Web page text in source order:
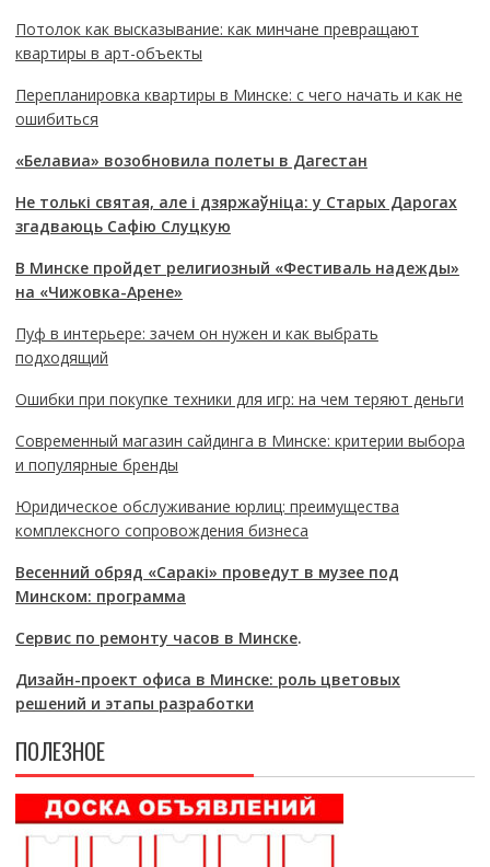
Потолок как высказывание: как минчане превращают
квартиры в арт-объекты
Перепланировка квартиры в Минске: с чего начать и как не
ошибиться
«Белавиа» возобновила полеты в Дагестан
Не толькі святая, але і дзяржаўніца: у Старых Дарогах
згадваюць Сафію Слуцкую
В Минске пройдет религиозный «Фестиваль надежды»
на «Чижовка-Арене»
Пуф в интерьере: зачем он нужен и как выбрать
подходящий
Ошибки при покупке техники для игр: на чем теряют деньги
Современный магазин сайдинга в Минске: критерии выбора
и популярные бренды
Юридическое обслуживание юрлиц: преимущества
комплексного сопровождения бизнеса
Весенний обряд «Саракі» проведут в музее под
Минском: программа
Сервис по ремонту часов в Минске.
Дизайн-проект офиса в Минске: роль цветовых
решений и этапы разработки
ПОЛЕЗНОЕ